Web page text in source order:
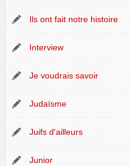
Ils ont fait notre histoire
Interview
Je voudrais savoir
Judaïsme
Juifs d'ailleurs
Junior